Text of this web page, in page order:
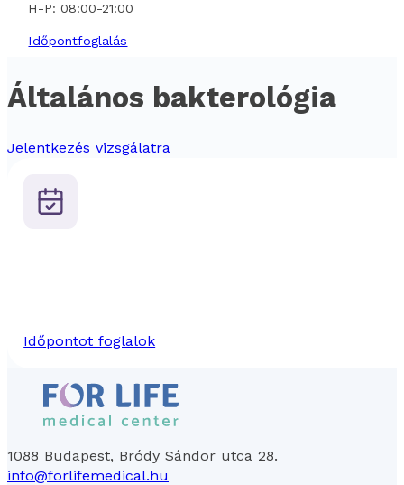
H-P: 08:00-21:00
Időpontfoglalás
Általános bakterológia
Jelentkezés vizsgálatra
Időpontot foglalok
1088 Budapest, Bródy Sándor utca 28.
info@forlifemedical.hu